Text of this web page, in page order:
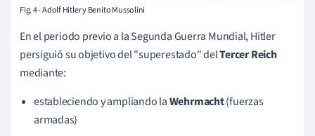
Fig. 4 - Adolf Hitler y Benito Mussolini
En el periodo previo a la Segunda Guerra Mundial, Hitler
persiguió su objetivo del "superestado" delTercer Reich
mediante:
estableciendo y ampliando laWehrmacht(fuerzas
armadas)